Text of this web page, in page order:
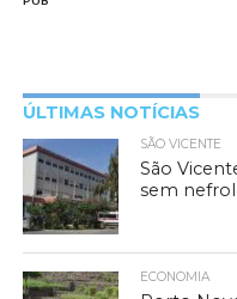
ÚLTIMAS NOTÍCIAS
SÃO VICENTE
São
sem
ECONOMIA